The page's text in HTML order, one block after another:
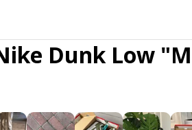
Dunk Low